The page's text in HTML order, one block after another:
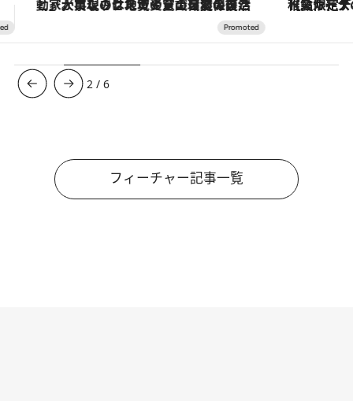
【夏限定ディナーコース】旬を迎える稚鮎や花ズッキーニなどをイタリア・トスカーナの郷土料理の手法で満喫！
3 /6
フィーチャー記事一覧